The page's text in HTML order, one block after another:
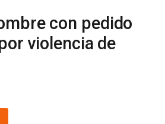
con pedido
violencia de